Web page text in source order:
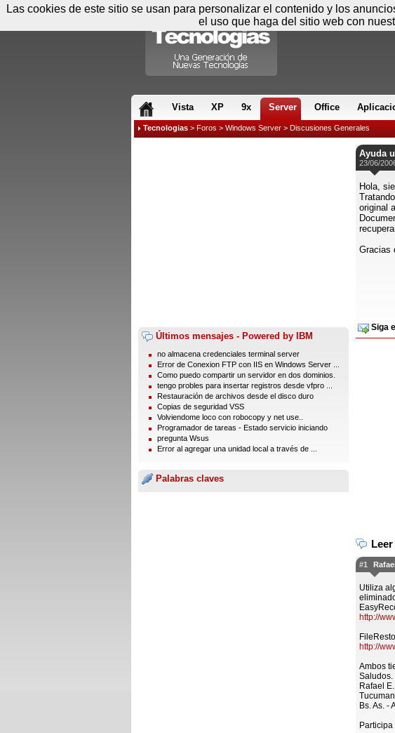
Vista XP 9x Server Office
Tecnologias > Foros > Windows Server > Discusiones Generales
Últimos mensajes - Powered by IBM
no almacena credenciales terminal server
Error de Conexion FTP con IIS en Windows Server ...
Como puedo compartir un servidor en dos dominios.
tengo probles para insertar registros desde vfpro ...
Restauración de archivos desde el disco duro
Copias de seguridad VSS
Volviendome loco con robocopy y net use..
Programador de tareas - Estado servicio iniciando
pregunta Wsus
Error al agregar una unidad local a través de ...
Palabras claves
Ayuda
23/06/
Hola,
original
Gracias
Siga
#1
Utiliza
http://
http://
Ambos
Saludos.
Rafael
Bs. As. -
Participa
Las cookies de este sitio se usan para personalizar el contenido y los
el uso que haga del sitio web con